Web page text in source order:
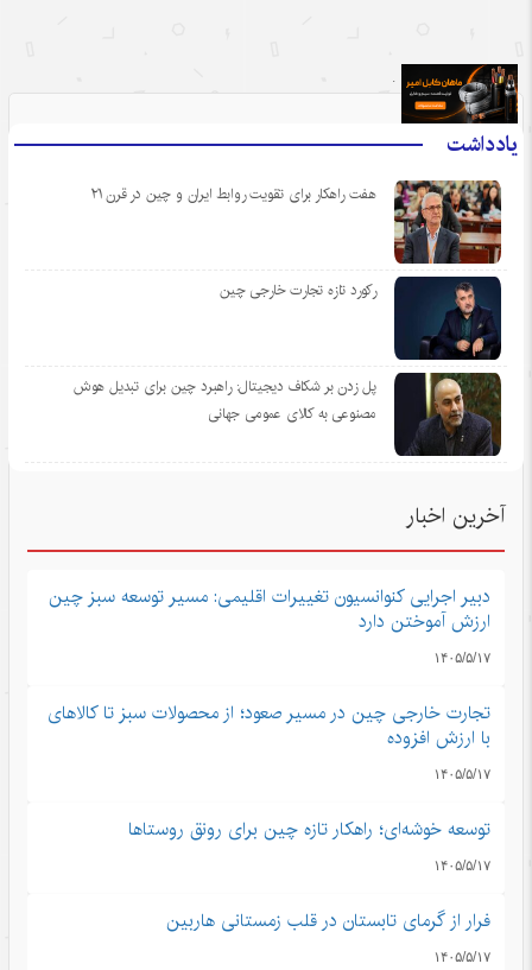
یادداشت
هفت راهکار برای تقویت روابط ایران و چین در قرن ۲۱
رکورد تازه تجارت خارجی چین
پل زدن بر شکاف دیجیتال: راهبرد چین برای تبدیل هوش
مصنوعی به کالای عمومی جهانی
.
آخرین اخبار
دبیر اجرایی کنوانسیون تغییرات اقلیمی: مسیر توسعه سبز چین
ارزش آموختن دارد
۱۴۰۵/۵/۱۷
تجارت خارجی چین در مسیر صعود؛ از محصولات سبز تا کالاهای
با ارزش افزوده
۱۴۰۵/۵/۱۷
توسعه خوشه‌ای؛ راهکار تازه چین برای رونق روستاها
۱۴۰۵/۵/۱۷
فرار از گرمای تابستان در قلب زمستانی هاربین
۱۴۰۵/۵/۱۷